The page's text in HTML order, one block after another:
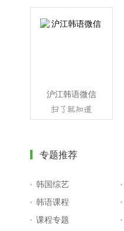
沪江韩语微信
专题推荐
韩国综艺
韩语课程
课程专题